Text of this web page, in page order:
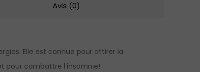
Avis (0)
Elle est connue pour attirer la
pour combattre l’insomnie!